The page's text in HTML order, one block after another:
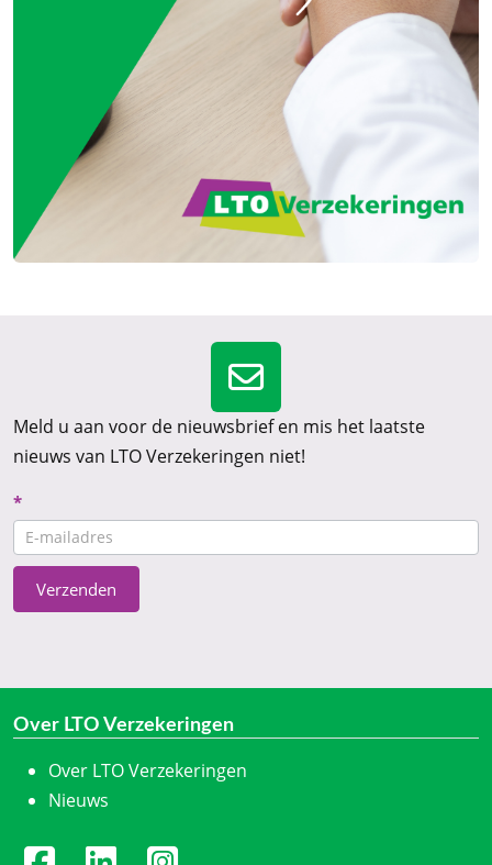
Meld u aan voor de nieuwsbrief en mis het laatste
nieuws van LTO Verzekeringen niet!
Nieuwsbrief
CTA
*
Verzenden
Over LTO Verzekeringen
Over LTO Verzekeringen
Nieuws